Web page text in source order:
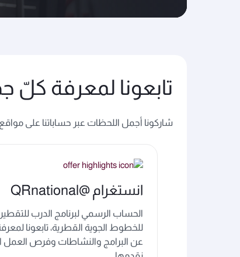
تابعونا لمعرفة كلّ
شاركونا أجمل اللحظات عبر حساباتنا على
انستغرام @QRnational
الحساب الرسمي لبرنامج الدرب للتقطير
للخطوط الجوية القطرية، تابعونا
عن البرامج والنشاطات وفرص العمل